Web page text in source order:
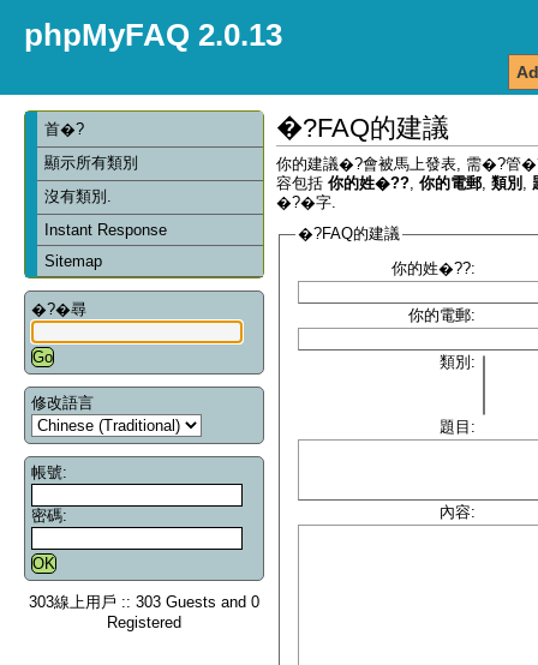
phpMyFAQ 2.0.13
首�?
顯示所有類別
沒有類別.
Instant Response
Sitemap
�?�尋
修改語言
帳號:
密碼:
303線上用戶 :: 303 Guests and 0
Registered
�?FAQ的建議
你的建議�?會被馬上發表, 需�?管
容包括 你的姓�?? 你的電郵 類別
�?�字.
�?FAQ的建議
你的姓�??:
你的電郵:
類別:
題目:
內容: